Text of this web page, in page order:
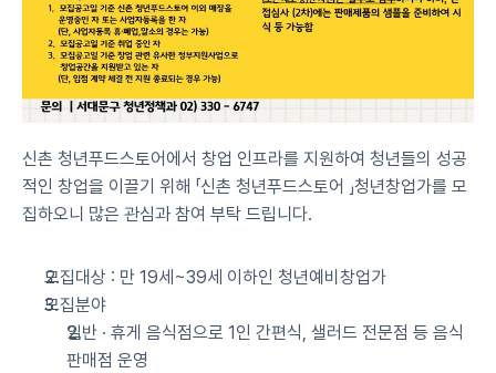
신촌 청년푸드스토어에서 창업 인프라를 지원하여 청년들의 성공
적인 창업을 이끌기 위해 「신촌 청년푸드스토어 」청년창업가를 모
집하오니 많은 관심과 참여 부탁 드립니다.
모집대상 : 만 19세~39세 이하인 청년예비창업가
모집분야
일반 · 휴게 음식점으로 1인 간편식, 샐러드 전문점 등 음식
판매점 운영